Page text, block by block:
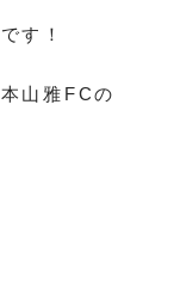
す！
山雅FCの